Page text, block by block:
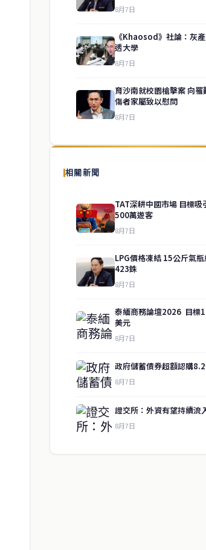
8月7日
《Khaosod》社論：灰
透大學
8月7日
育沙南就校園槍擊案 向罹
傷者家屬致以慰問
8月7日
相關新聞
TAT深耕中國市場 目標吸
500萬遊客
8月7日
LPG價格凍結 15公斤氣
423銖
8月7日
泰緬商務論壇2026 目標
美元
8月7日
政府儲蓄債券超額認購
8月7日
證交所：外資有望持續流
8月7日